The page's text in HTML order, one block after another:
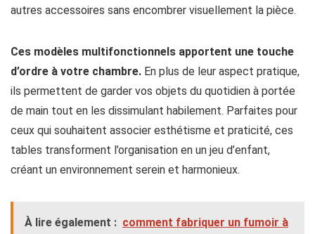
autres accessoires sans encombrer visuellement la pièce.
Ces modèles multifonctionnels apportent une touche
d’ordre à votre chambre. En plus de leur aspect pratique,
ils permettent de garder vos objets du quotidien à portée
de main tout en les dissimulant habilement. Parfaites pour
ceux qui souhaitent associer esthétisme et praticité, ces
tables transforment l’organisation en un jeu d’enfant,
créant un environnement serein et harmonieux.
À lire également : comment fabriquer un fumoir​ à